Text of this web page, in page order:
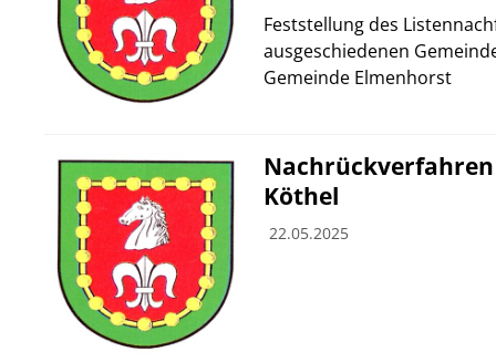
Feststellung des
ausgeschiedenen
Gemeinde Elmenhorst
Nachrückverfahren
Köthel
22.05.2025